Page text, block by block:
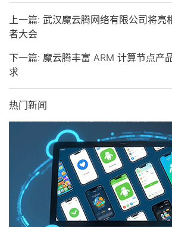
上一篇: 武汉魔云腾网络有限公司将亮
者大会
下一篇: 魔云腾丰富 ARM 计算节点产
求
热门新闻